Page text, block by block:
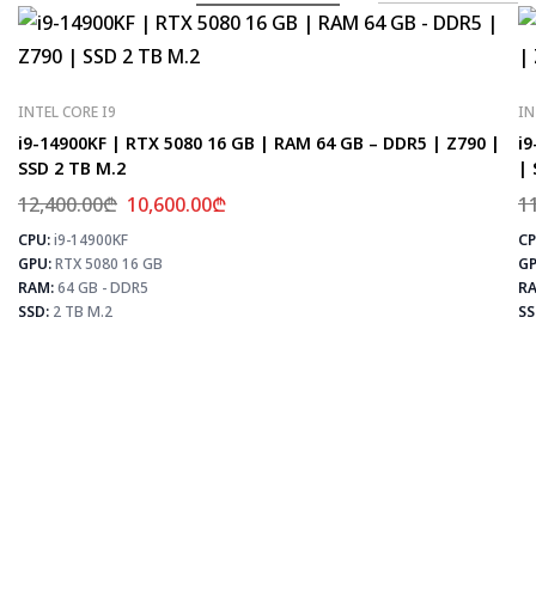
INTEL CORE I9
i9-14900KF | RTX 5080 16 GB | RAM 64 GB – DDR5 | Z790 |
SSD 2 TB M.2
12,400.00₾ 10,600.00₾
CPU:i9-14900KF
GPU:RTX 5080 16 GB
RAM:64 GB - DDR5
SSD: 2 TB M.2
|